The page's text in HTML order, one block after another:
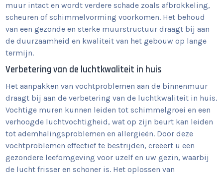
muur intact en wordt verdere schade zoals afbrokkeling,
scheuren of schimmelvorming voorkomen. Het behoud
van een gezonde en sterke muurstructuur draagt bij aan
de duurzaamheid en kwaliteit van het gebouw op lange
termijn.
Verbetering van de luchtkwaliteit in huis
Het aanpakken van vochtproblemen aan de binnenmuur
draagt bij aan de verbetering van de luchtkwaliteit in huis.
Vochtige muren kunnen leiden tot schimmelgroei en een
verhoogde luchtvochtigheid, wat op zijn beurt kan leiden
tot ademhalingsproblemen en allergieën. Door deze
vochtproblemen effectief te bestrijden, creëert u een
gezondere leefomgeving voor uzelf en uw gezin, waarbij
de lucht frisser en schoner is. Het oplossen van